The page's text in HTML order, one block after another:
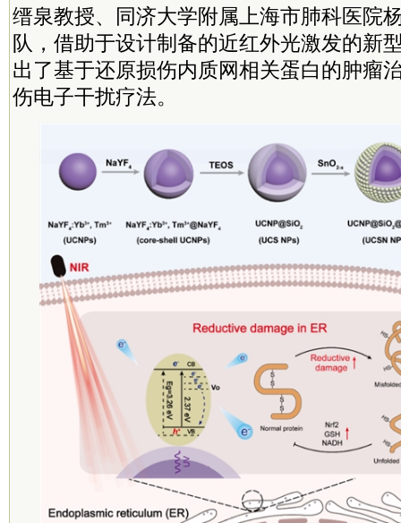
缙泉教授、同济大学附属上海市肺科医院
队，借助于设计制备的近红外光激发的新
出了基于还原损伤内质网相关蛋白的肿瘤
伤电子干扰疗法。